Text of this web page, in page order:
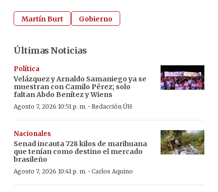
Martín Burt Gobierno
Últimas Noticias
Política
Velázquez y Arnaldo Samaniego ya se
muestran con Camilo Pérez; solo
faltan Abdo Benítez y Wiens
Agosto 7, 2026 10:51 p. m. · Redacción ÚH
Nacionales
Senad incauta 728 kilos de marihuana
que tenían como destino el mercado
brasileño
Agosto 7, 2026 10:41 p. m. · Carlos Aquino